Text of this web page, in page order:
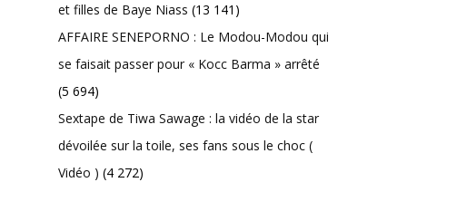
et filles de Baye Niass (13 141)
AFFAIRE SENEPORNO : Le Modou-Modou qui
se faisait passer pour « Kocc Barma » arrêté
(5 694)
Sextape de Tiwa Sawage : la vidéo de la star
dévoilée sur la toile, ses fans sous le choc (
Vidéo ) (4 272)